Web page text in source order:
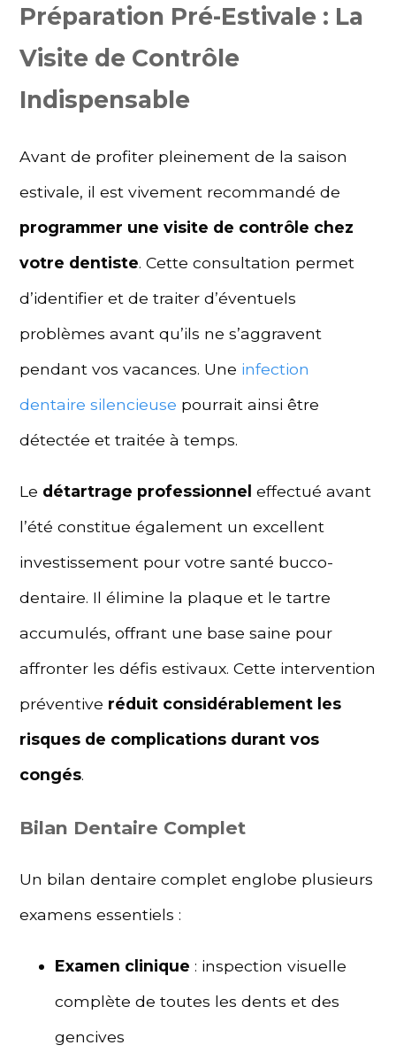
Préparation Pré-Estivale : La
Visite de Contrôle
Indispensable
Avant de profiter pleinement de la saison
estivale, il est vivement recommandé de
programmer une visite de contrôle chez
votre dentiste. Cette consultation permet
d’identifier et de traiter d’éventuels
problèmes avant qu’ils ne s’aggravent
pendant vos vacances. Une infection
dentaire silencieuse pourrait ainsi être
détectée et traitée à temps.
Le détartrage professionnel effectué avant
l’été constitue également un excellent
investissement pour votre santé bucco-
dentaire. Il élimine la plaque et le tartre
accumulés, offrant une base saine pour
affronter les défis estivaux. Cette intervention
préventive réduit considérablement les
risques de complications durant vos
congés.
Bilan Dentaire Complet
Un bilan dentaire complet englobe plusieurs
examens essentiels :
Examen clinique : inspection visuelle
complète de toutes les dents et des
gencives